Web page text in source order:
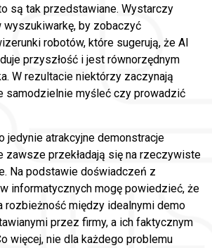
są tak przedstawiane. Wystarczy
wyszukiwarkę, by zobaczyć
robotów, które sugerują, że AI
przyszłość i jest równorzędnym
W rezultacie niektórzy zaczynają
samodzielnie myśleć czy prowadzić
jedynie atrakcyjne demonstracje
zawsze przekładają się na rzeczywiste
Na podstawie doświadczeń z
informatycznych mogę powiedzieć, że
rozbieżność między idealnymi demo
przez firmy, a ich faktycznym
więcej, nie dla każdego problemu